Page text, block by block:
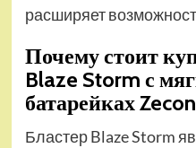
расширяет
Почему стоит
Blaze Storm с
батарейках
Бластер Blaze Storm